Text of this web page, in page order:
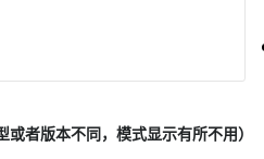
者版本不同，模式显示有所不用）